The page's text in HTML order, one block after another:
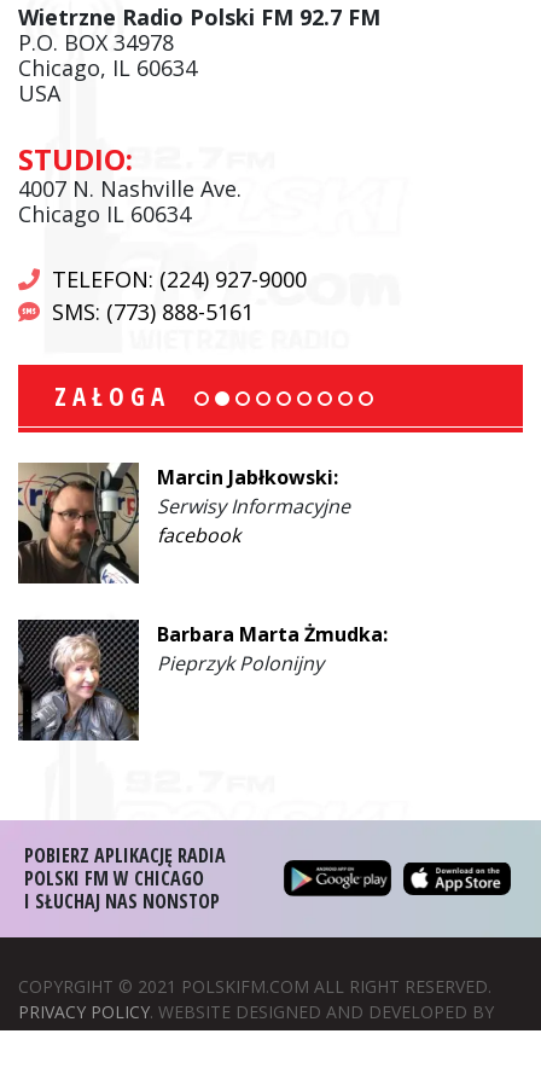
Wietrzne Radio Polski FM 92.7 FM
P.O. BOX 34978
Chicago, IL 60634
USA
STUDIO:
4007 N. Nashville Ave.
Chicago IL 60634
TELEFON: (224) 927-9000
SMS: (773) 888-5161
ZAŁOGA
Marcin Jabłkowski:
Serwisy Informacyjne
facebook
Barbara Marta Żmudka:
Pieprzyk Polonijny
POBIERZ APLIKACJĘ RADIA
POLSKI FM W CHICAGO
I SŁUCHAJ NAS NONSTOP
COPYRGIHT © 2021 POLSKIFM.COM ALL RIGHT RESERVED.
PRIVACY POLICY. WEBSITE DESIGNED AND DEVELOPED BY
WIZERUNEK W SIECI.